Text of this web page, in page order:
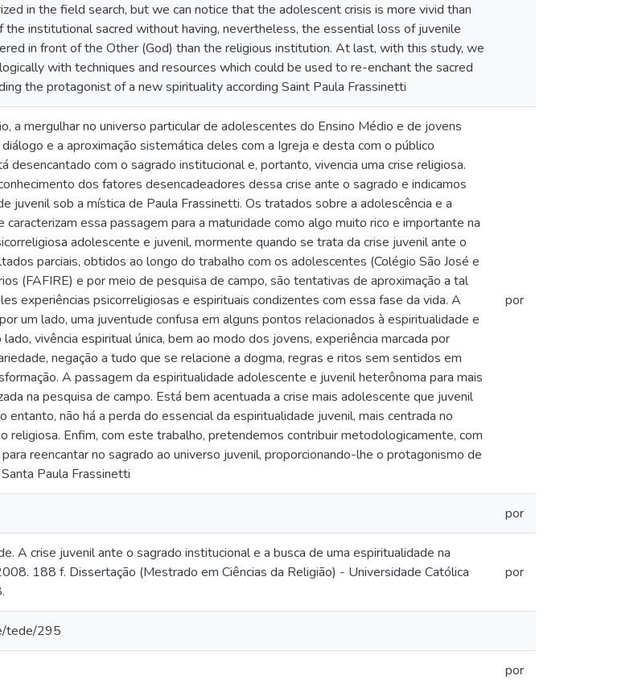
in the field search, but we can notice that the adolescent crisis is more vivid than
the institutional sacred without having, nevertheless, the essential loss of juvenile
in front of the Other (God) than the religious institution. At last, with this study, we
with techniques and resources which could be used to re-enchant the sacred
the protagonist of a new spirituality according Saint Paula Frassinetti
a mergulhar no universo particular de adolescentes do Ensino Médio e de jovens
e a aproximação sistemática deles com a Igreja e desta com o público
desencantado com o sagrado institucional e, portanto, vivencia uma crise religiosa.
dos fatores desencadeadores dessa crise ante o sagrado e indicamos
juvenil sob a mística de Paula Frassinetti. Os tratados sobre a adolescência e a
caracterizam essa passagem para a maturidade como algo muito rico e importante na
adolescente e juvenil, mormente quando se trata da crise juvenil ante o
parciais, obtidos ao longo do trabalho com os adolescentes (Colégio São José e
(FAFIRE) e por meio de pesquisa de campo, são tentativas de aproximação a tal
experiências psicorreligiosas e espirituais condizentes com essa fase da vida. A
um lado, uma juventude confusa em alguns pontos relacionados à espiritualidade e
vivência espiritual única, bem ao modo dos jovens, experiência marcada por
negação a tudo que se relacione a dogma, regras e ritos sem sentidos em
A passagem da espiritualidade adolescente e juvenil heterônoma para mais
na pesquisa de campo. Está bem acentuada a crise mais adolescente que juvenil
entanto, não há a perda do essencial da espiritualidade juvenil, mais centrada no
religiosa. Enfim, com este trabalho, pretendemos contribuir metodologicamente, com
reencantar no sagrado ao universo juvenil, proporcionando-lhe o protagonismo de
Paula Frassinetti
por
por
A crise juvenil ante o sagrado institucional e a busca de uma espiritualidade na
188 f. Dissertação (Mestrado em Ciências da Religião) - Universidade Católica
por
tede/295
por